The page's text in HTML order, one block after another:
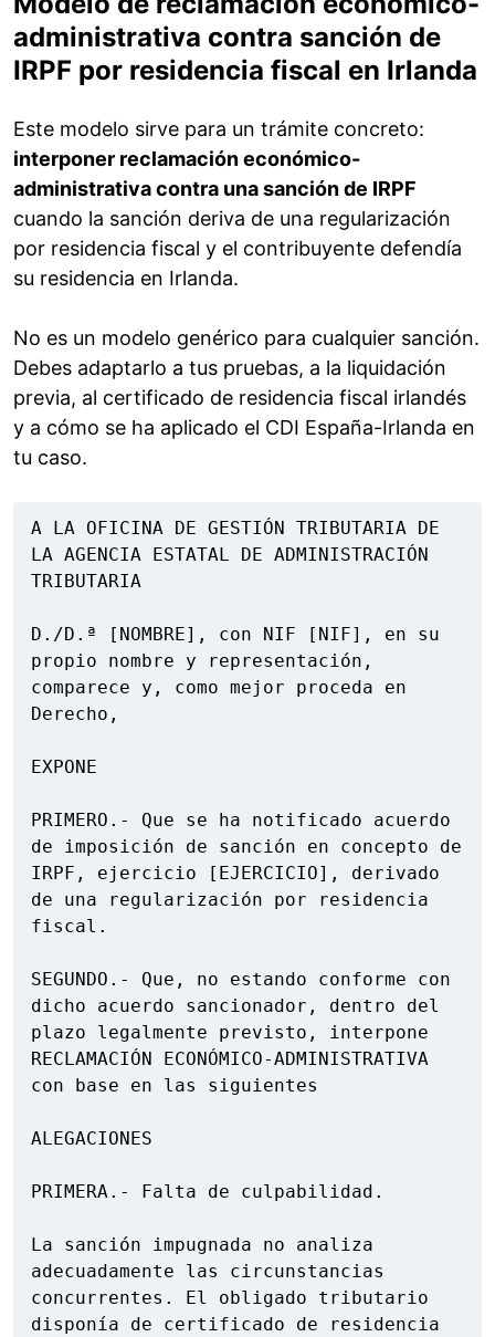
administrativa contra sanción de
IRPF por residencia fiscal en Irlanda
Este modelo sirve para un trámite concreto:
interponer reclamación económico-
administrativa contra una sanción de IRPF
cuando la sanción deriva de una regularización
por residencia fiscal y el contribuyente defendía
su residencia en Irlanda.
No es un modelo genérico para cualquier sanción.
Debes adaptarlo a tus pruebas, a la liquidación
previa, al certificado de residencia fiscal irlandés
y a cómo se ha aplicado el CDI España-Irlanda en
tu caso.
A LA OFICINA DE GESTIÓN TRIBUTARIA DE
LA AGENCIA ESTATAL DE ADMINISTRACIÓN
TRIBUTARIA
D./D.ª [NOMBRE], con NIF [NIF], en su
propio nombre y representación,
comparece y, como mejor proceda en
Derecho,
EXPONE
PRIMERO.- Que se ha notificado acuerdo
de imposición de sanción en concepto de
IRPF, ejercicio [EJERCICIO], derivado
de una regularización por residencia
fiscal.
SEGUNDO.- Que, no estando conforme con
dicho acuerdo sancionador, dentro del
plazo legalmente previsto, interpone
RECLAMACIÓN ECONÓMICO-ADMINISTRATIVA
con base en las siguientes
ALEGACIONES
PRIMERA.- Falta de culpabilidad.
La sanción impugnada no analiza
adecuadamente las circunstancias
concurrentes. El obligado tributario
disponía de certificado de residencia